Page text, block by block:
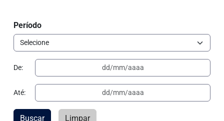
Período
De:
Até:
Buscar Limpar